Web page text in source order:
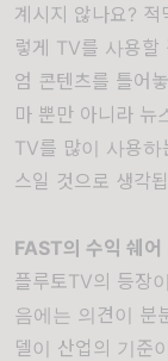
계시지 않나요?
렇게 TV를 사용할
엄 콘텐츠를 틀어
마 뿐만 아니라 뉴
TV를 많이 사용하
스일 것으로 생각
FAST의 수익 쉐
플루토TV의 등장
음에는 의견이 분
델이 산업의 기준